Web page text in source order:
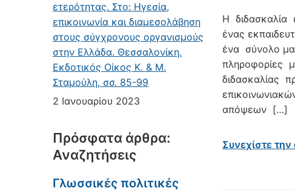
ετερότητας. Στο: Ηγεσία,
επικοινωνία και διαμεσολάβηση
στους σύγχρονους οργανισμούς
στην Ελλάδα. Θεσσαλονίκη.
Εκδοτικός Οίκος Κ. & Μ.
Σταμούλη, σσ. 85-99
2 Ιανουαρίου 2023
Πρόσφατα άρθρα:
Αναζητήσεις
Γλωσσικές πολιτικές
Η διδασκαλία
ένας
ένα σύνολο
πληροφορίες
διδασκαλίας
απόψεων […]
Συνεχίστε